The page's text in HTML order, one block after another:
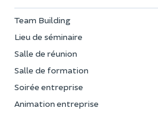
Team Building
Lieu de séminaire
Salle de réunion
Salle de formation
Soirée entreprise
Animation entreprise